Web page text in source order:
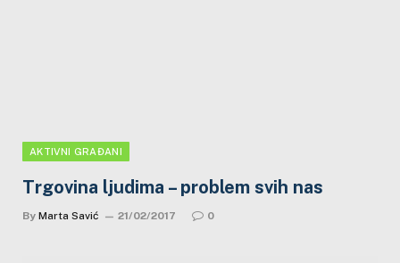
AKTIVNI GRAĐANI
Trgovina ljudima – problem svih nas
By Marta Savić 21/02/2017 0